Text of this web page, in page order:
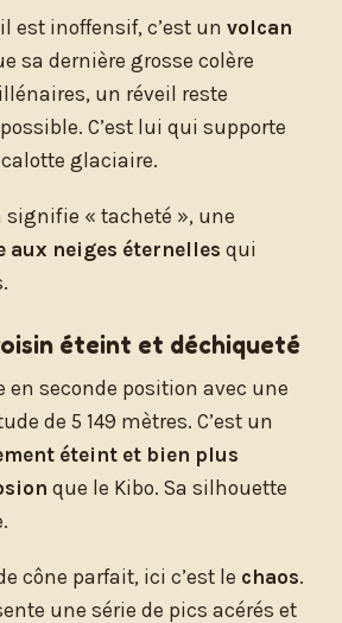
est inoffensif, c’est un volcan
sa dernière grosse colère
un réveil reste
C’est lui qui supporte
glaciaire.
signifie « tacheté », une
aux neiges éternelles qui
éteint et déchiqueté
en seconde position avec une
de 5 149 mètres. C’est un
éteint et bien plus
que le Kibo. Sa silhouette
cône parfait, ici c’est le chaos.
une série de pics acérés et